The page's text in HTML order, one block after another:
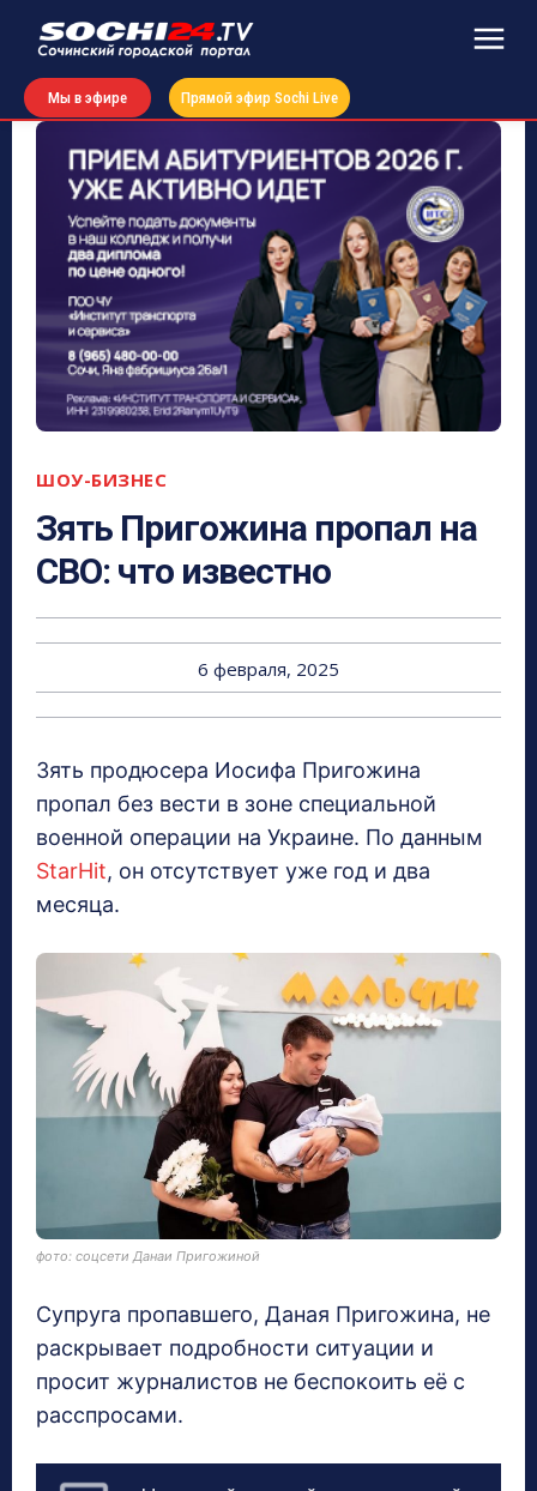
Мы в эфире Прямой эфир Sochi Live
ШОУ-БИЗНЕС
Зять Пригожина пропал на
СВО: что известно
6 февраля, 2025
Зять продюсера Иосифа Пригожина
пропал без вести в зоне специальной
военной операции на Украине. По данным
StarHit, он отсутствует уже год и два
месяца.
фото: соцсети Данаи Пригожиной
Супруга пропавшего, Даная Пригожина, не
раскрывает подробности ситуации и
просит журналистов не беспокоить её с
расспросами.